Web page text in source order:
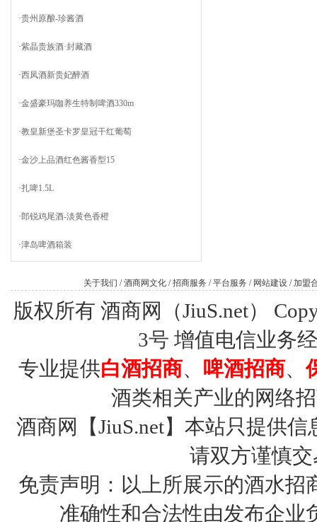
·贵州原酿-珍酱酒
·紫晶贵族酒·封藏酒
·西凤酒新贵妃醉酒
·金盛豪玛咖养生特制啤酒330m
·教皇新堡圣卡罗皇冠干红葡萄
·金沙上品酒红色酱香型15
·扎啤1.5L
·郎锐鸡尾酒-淡黄色香橙
·津岛啤酒箱装
关于我们 /酒商网文化 /招商服务 /平台服务 / 网站建设 /加盟
版权所有 酒商网（JiuS.net）
3号 增值电信业务
专业提供白酒招商、 啤酒招商、
酒类相关产业的网络
酒商网【JiuS.net】本站只提供
请双方谨慎
免责声明：以上所展示的酒水
准确性和合法性由发布企业